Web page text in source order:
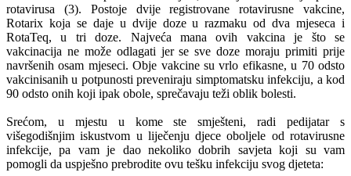
rotavirusa (3). Postoje dvije registrovane rotavirusne vakcine,
Rotarix koja se daje u dvije doze u razmaku od dva mjeseca i
RotaTeq, u tri doze. Najveća mana ovih vakcina je što se
vakcinacija ne može odlagati jer se sve doze moraju primiti prije
navršenih osam mjeseci. Obje vakcine su vrlo efikasne, u 70 odsto
vakcinisanih u potpunosti preveniraju simptomatsku infekciju, a kod
90 odsto onih koji ipak obole, sprečavaju teži oblik bolesti.
Srećom, u mjestu u kome ste smješteni, radi pedijatar s
višegodišnjim iskustvom u liječenju djece oboljele od rotavirusne
infekcije, pa vam je dao nekoliko dobrih savjeta koji su vam
pomogli da uspješno prebrodite ovu tešku infekciju svog djeteta: